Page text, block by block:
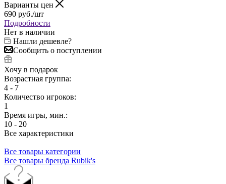
Варианты цен
690 руб./шт
Подробности
Нет в наличии
Нашли дешевле?
Сообщить о поступлении
Хочу в подарок
Возрастная группа:
4 - 7
Количество игроков:
1
Время игры, мин.:
10 - 20
Все характеристики
Все товары категории
Все товары бренда Rubik's